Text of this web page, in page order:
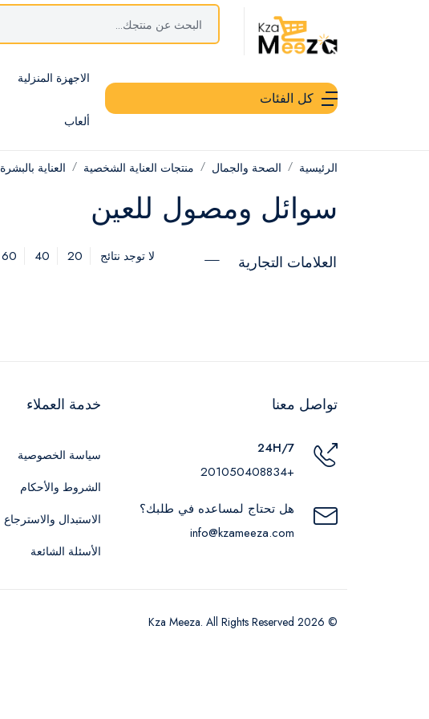
كل الفئات
الاجهزة المنزلية
ألعاب
الرئيسية الصحة والجمال منتجات العناية الشخصية العناية بالبشرة
سوائل ومصول للعين
العلامات التجارية لا توجد نتائج 20
40
60
تواصل معنا
24H/7
+201050408834
هل تحتاج لمساعده في طلبك؟
info@kzameeza.com
خدمة العملاء
سياسة الخصوصية
الشروط والأحكام
الاستبدال والاسترجاع
الأسئلة الشائعة
© 2026 Kza Meeza. All Rights Reserved